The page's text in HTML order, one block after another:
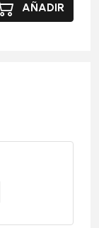
AÑADIR